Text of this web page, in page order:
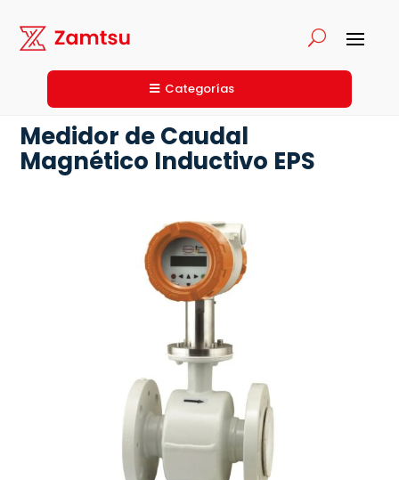
Categorías
Medidor de Caudal
Magnético Inductivo EPS